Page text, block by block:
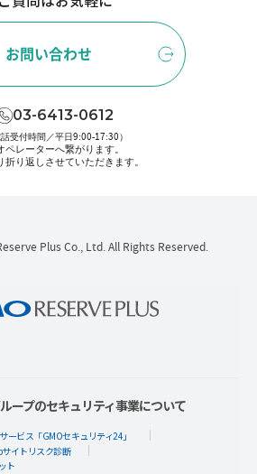
お問い合わせ
03-6413-0612
話受付時間／平日9:00-17:30）
レーターへ繋がります。
折り返しさせていただきます。
Plus Co., Ltd. All Rights Reserved.
ープのセキュリティ事業について
ービス「GMOセキュリティ24」
サイトリスク診断
ト